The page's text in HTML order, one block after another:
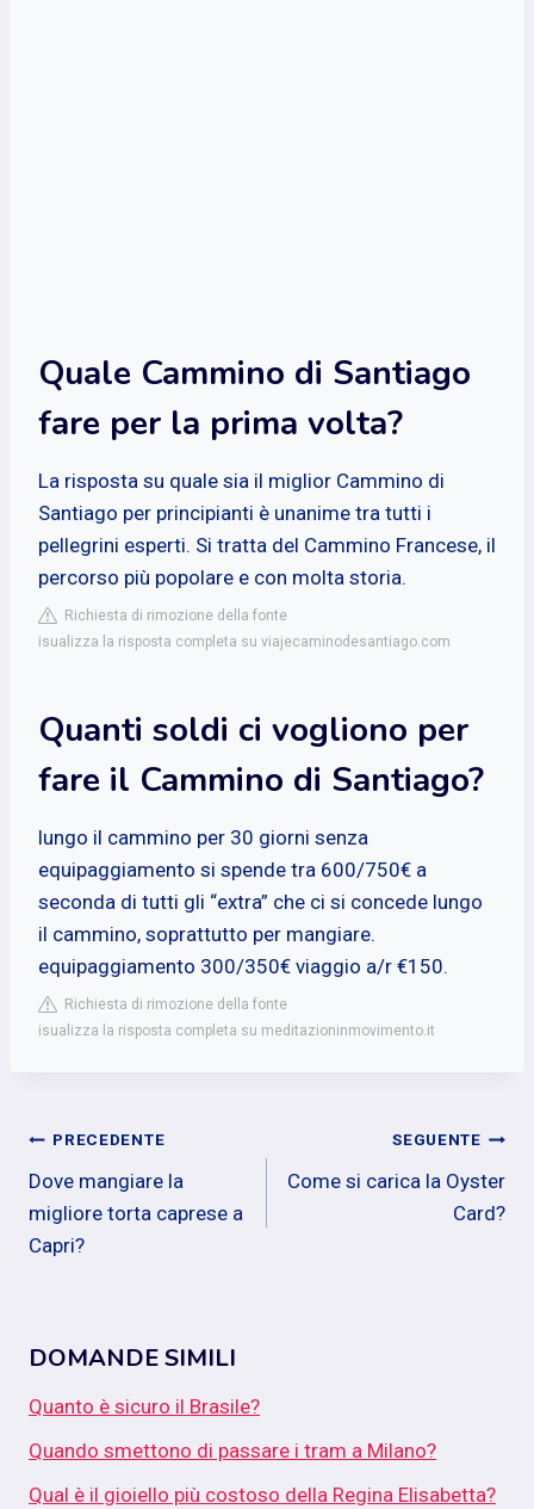
Quale Cammino di Santiago
fare per la prima volta?
La risposta su quale sia il miglior Cammino di
Santiago per principianti è unanime tra tutti i
pellegrini esperti. Si tratta del Cammino Francese, il
percorso più popolare e con molta storia.
Richiesta di rimozione della fonte
isualizza la risposta completa su viajecaminodesantiago.com
Quanti soldi ci vogliono per
fare il Cammino di Santiago?
lungo il cammino per 30 giorni senza
equipaggiamento si spende tra 600/750€ a
seconda di tutti gli “extra” che ci si concede lungo
il cammino, soprattutto per mangiare.
equipaggiamento 300/350€ viaggio a/r €150.
Richiesta di rimozione della fonte
isualizza la risposta completa su meditazioninmovimento.it
Navigazione
articoli
PRECEDENTE
Dove mangiare la
migliore torta caprese a
Capri?
SEGUENTE
Come si carica la Oyster
Card?
DOMANDE SIMILI
Quanto è sicuro il Brasile?
Quando smettono di passare i tram a Milano?
Qual è il gioiello più costoso della Regina Elisabetta?